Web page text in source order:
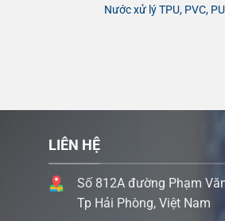
Nước xử lý TPU, PVC, PU
LIÊN HỆ
Số 812A đường Phạm
Tp Hải Phòng, Việt Nam